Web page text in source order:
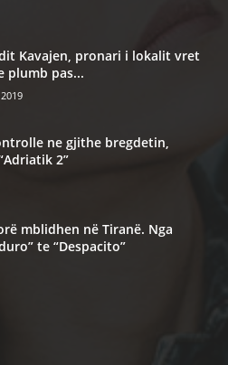
Kavajen, pronari i lokalit vret
plumb pas...
ne gjithe bregdetin,
2”
mblidhen në Tiranë. Nga
te “Despacito”